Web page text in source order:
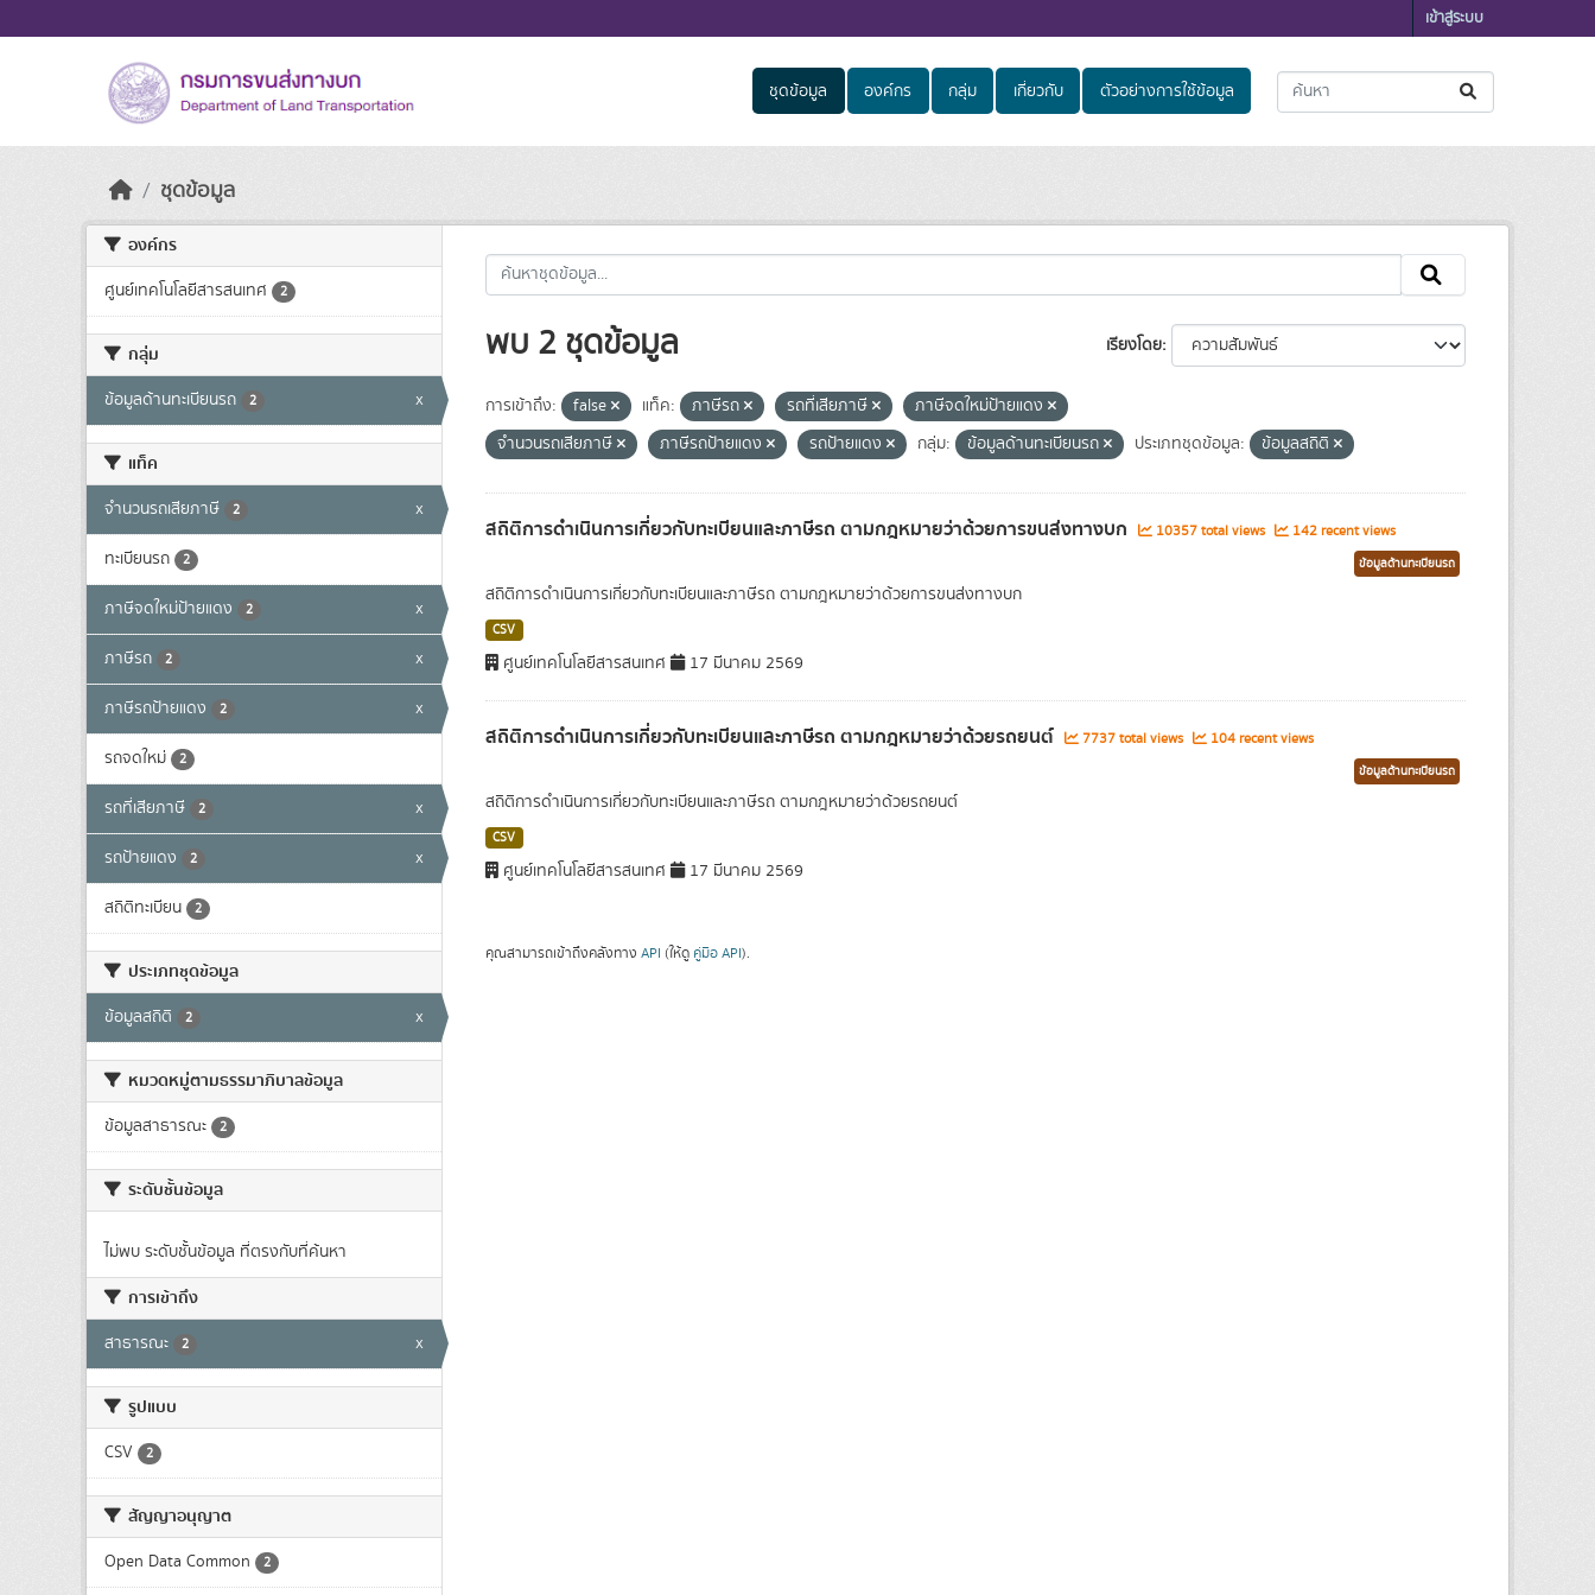
เข้าสู่ระบบ
ชุดข้อมูล องค์กร กลุ่ม เกี่ยวกับ ตัวอย่างการใช้ข้อมูล
ชุดข้อมูล
องค์กร
ศูนย์เทคโนโลยีสารสนเทศ 2
กลุ่ม
ข้อมูลด้านทะเบียนรถ 2 x
แท็ค
จำนวนรถเสียภาษี 2 x
ทะเบียนรถ 2
ภาษีจดใหม่ป้ายแดง 2 x
ภาษีรถ 2 x
ภาษีรถป้ายแดง 2 x
รถจดใหม่ 2
รถที่เสียภาษี 2 x
รถป้ายแดง 2 x
สถิติทะเบียน 2
ประเภทชุดข้อมูล
ข้อมูลสถิติ 2 x
หมวดหมู่ตามธรรมาภิบาลข้อมูล
ข้อมูลสาธารณะ 2
ระดับชั้นข้อมูล
ไม่พบ ระดับชั้นข้อมูล ที่ตรงกับที่ค้นหา
การเข้าถึง
สาธารณะ 2 x
รูปแบบ
CSV 2
สัญญาอนุญาต
Open Data Common 2
เรียงโดย
พบ 2 ชุดข้อมูล
การเข้าถึง: false แท็ค: ภาษีรถ รถที่เสียภาษี
ภาษีจดใหม่ป้ายแดง
จำนวนรถเสียภาษี
ภาษีรถป้ายแดง รถป้ายแดง กลุ่ม: ข้อมูลด้านทะเบียนรถ ประเภทชุดข้อมูล: ข้อมูลสถิติ
สถิติการดำเนินการเกี่ยวกับทะเบียนและภาษีรถ ตามกฎหมายว่าด้วยการขนส่งทางบก 10357 total views 142 recent views
ข้อมูลด้านทะเบียนรถ
สถิติการดำเนินการเกี่ยวกับทะเบียนและภาษีรถ ตามกฎหมายว่าด้วยการขนส่งทางบก
CSV
ศูนย์เทคโนโลยีสารสนเทศ 17 มีนาคม 2569
สถิติการดำเนินการเกี่ยวกับทะเบียนและภาษีรถ ตามกฎหมายว่าด้วยรถยนต์ 7737 total views 104 recent views
ข้อมูลด้านทะเบียนรถ
สถิติการดำเนินการเกี่ยวกับทะเบียนและภาษีรถ ตามกฎหมายว่าด้วยรถยนต์
CSV
ศูนย์เทคโนโลยีสารสนเทศ 17 มีนาคม 2569
คุณสามารถเข้าถึงคลังทาง API (ให้ดู คู่มือ API).